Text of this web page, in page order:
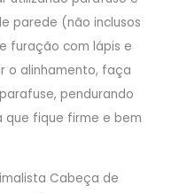
parede (não inclusos
furação com lápis e
o alinhamento, faça
pendurando
que fique firme e bem
Cabeça de